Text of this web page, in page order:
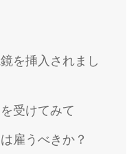
を挿入されまし
受けてみて
雇うべきか？